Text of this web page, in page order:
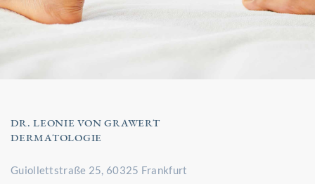
DR. LEONIE VON GRAWERT
DERMATOLOGIE
Guiollettstraße 25, 60325 Frankfurt